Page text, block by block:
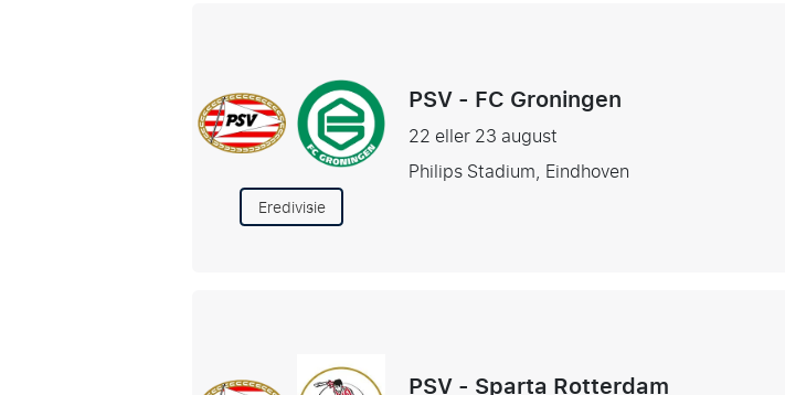
Eredivisie
PSV - FC Groningen
22 eller 23 august
Philips Stadium, Eindhoven
PSV - Sparta Rotterdam